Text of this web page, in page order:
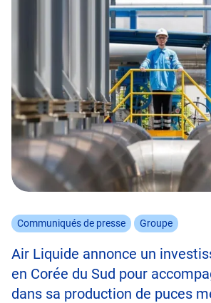
Communiqués de presse Groupe
Air Liquide annonce un
en Corée du Sud pour
dans sa production de puces